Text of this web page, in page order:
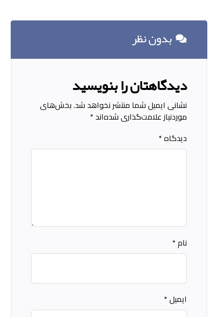
بدون نظر
دیدگاهتان را بنویسید
نشانی ایمیل شما منتشر نخواهد شد.بخش‌های
موردنیاز علامت‌گذاری شده‌اند *
دیدگاه*
نام*
ایمیل*